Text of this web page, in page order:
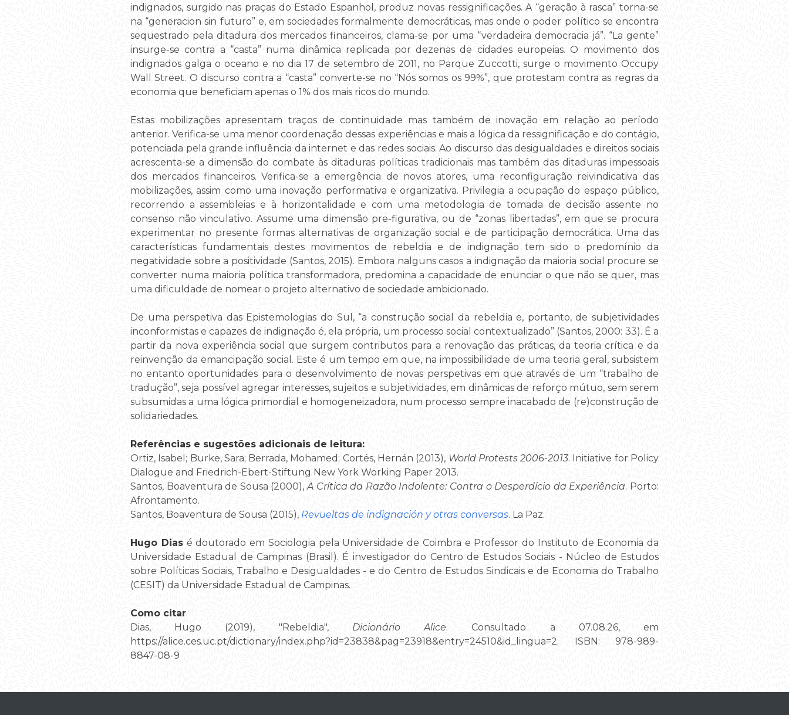
indignados, surgido nas praças do Estado Espanhol, produz novas ressignificações. A “geração à rasca” torna-se
na “generacion sin futuro” e, em sociedades formalmente democráticas, mas onde o poder político se encontra
sequestrado pela ditadura dos mercados financeiros, clama-se por uma “verdadeira democracia já”. “La gente”
insurge-se contra a “casta” numa dinâmica replicada por dezenas de cidades europeias. O movimento dos
indignados galga o oceano e no dia 17 de setembro de 2011, no Parque Zuccotti, surge o movimento Occupy
Wall Street. O discurso contra a “casta” converte-se no “Nós somos os 99%”, que protestam contra as regras da
economia que beneficiam apenas o 1% dos mais ricos do mundo.
Estas mobilizações apresentam traços de continuidade mas também de inovação em relação ao período
anterior. Verifica-se uma menor coordenação dessas experiências e mais a lógica da ressignificação e do contágio,
potenciada pela grande influência da internet e das redes sociais. Ao discurso das desigualdades e direitos sociais
acrescenta-se a dimensão do combate às ditaduras políticas tradicionais mas também das ditaduras impessoais
dos mercados financeiros. Verifica-se a emergência de novos atores, uma reconfiguração reivindicativa das
mobilizações, assim como uma inovação performativa e organizativa. Privilegia a ocupação do espaço público,
recorrendo a assembleias e à horizontalidade e com uma metodologia de tomada de decisão assente no
consenso não vinculativo. Assume uma dimensão pre-figurativa, ou de “zonas libertadas”, em que se procura
experimentar no presente formas alternativas de organização social e de participação democrática. Uma das
características fundamentais destes movimentos de rebeldia e de indignação tem sido o predomínio da
negatividade sobre a positividade (Santos, 2015). Embora nalguns casos a indignação da maioria social procure se
converter numa maioria política transformadora, predomina a capacidade de enunciar o que não se quer, mas
uma dificuldade de nomear o projeto alternativo de sociedade ambicionado.
De uma perspetiva das Epistemologias do Sul, “a construção social da rebeldia e, portanto, de subjetividades
inconformistas e capazes de indignação é, ela própria, um processo social contextualizado” (Santos, 2000: 33). É a
partir da nova experiência social que surgem contributos para a renovação das práticas, da teoria crítica e da
reinvenção da emancipação social. Este é um tempo em que, na impossibilidade de uma teoria geral, subsistem
no entanto oportunidades para o desenvolvimento de novas perspetivas em que através de um “trabalho de
tradução”, seja possível agregar interesses, sujeitos e subjetividades, em dinâmicas de reforço mútuo, sem serem
subsumidas a uma lógica primordial e homogeneizadora, num processo sempre inacabado de (re)construção de
solidariedades.
Referências e sugestões adicionais de leitura:
Ortiz, Isabel; Burke, Sara; Berrada, Mohamed; Cortés, Hernán (2013), World Protests 2006-2013. Initiative for Policy
Dialogue and Friedrich-Ebert-Stiftung New York Working Paper 2013.
Santos, Boaventura de Sousa (2000),A Crítica da Razão Indolente: Contra o Desperdício da Experiência. Porto:
Afrontamento.
Santos, Boaventura de Sousa (2015), Revueltas de indignación y otras conversas. La Paz.
Hugo Diasé doutorado em Sociologia pela Universidade de Coimbra e Professor do Instituto de Economia da
Universidade Estadual de Campinas (Brasil). É investigador do Centro de Estudos Sociais - Núcleo de Estudos
sobre Políticas Sociais, Trabalho e Desigualdades - e do Centro de Estudos Sindicais e de Economia do Trabalho
(CESIT) da Universidade Estadual de Campinas.
Como citar
Dias, Hugo (2019), "Rebeldia", Dicionário Alice. Consultado a 07.08.26, em
https://alice.ces.uc.pt/dictionary/index.php?id=23838&pag=23918&entry=24510&id_lingua=2. ISBN: 978-989-
8847-08-9